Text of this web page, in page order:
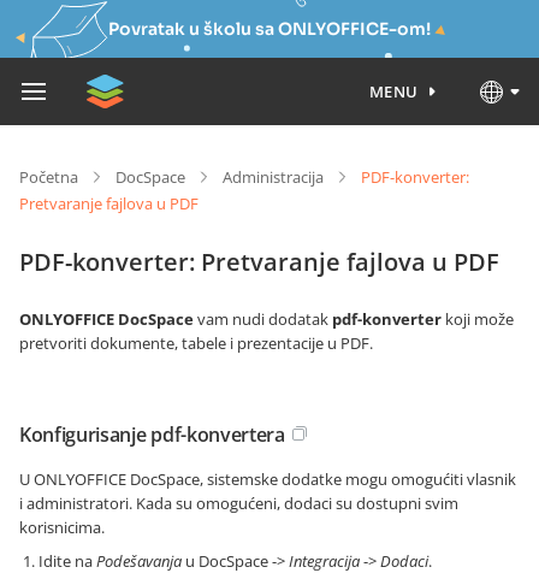
Povratak u školu sa ONLYOFFICE-om!
MENU
Početna DocSpace Administracija
PDF-konverter:
Pretvaranje fajlova u PDF
PDF-konverter: Pretvaranje fajlova u PDF
ONLYOFFICE DocSpacevam nudi dodatak pdf-konverter koji može
pretvoriti dokumente, tabele i prezentacije u PDF.
Konfigurisanje pdf-konvertera
U ONLYOFFICE DocSpace, sistemske dodatke mogu omogućiti vlasnik
i administratori. Kada su omogućeni, dodaci su dostupni svim
korisnicima.
Idite naPodešavanja u DocSpace ->Integracija->Dodaci.